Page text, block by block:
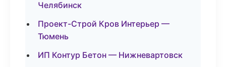
Челябинск
Проект-Строй Кров Интерьер —
Тюмень
ИП Контур Бетон — Нижневартовск